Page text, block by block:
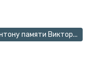
памяти Виктор...